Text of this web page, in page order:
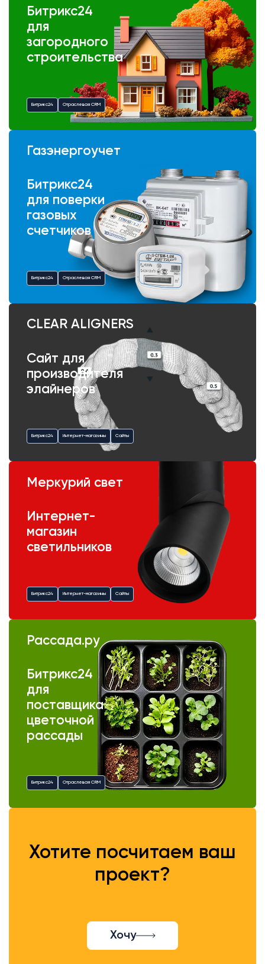
Битрикс24
для
загородного
строительства
Битрикс24 Отраслевая CRM
Газэнергоучет
Битрикс24
для поверки
газовых
счетчиков
Битрикс24 Отраслевая CRM
CLEAR ALIGNERS
Сайт для
производителя
элайнеров
Битрикс24 Интернет-магазины Сайты
Меркурий свет
Интернет-
магазин
светильников
Битрикс24 Интернет-магазины Сайты
Рассада.ру
Битрикс24
для
поставщика
цветочной
рассады
Битрикс24 Отраслевая CRM
Хотите посчитаем ваш
проект?
Хочу